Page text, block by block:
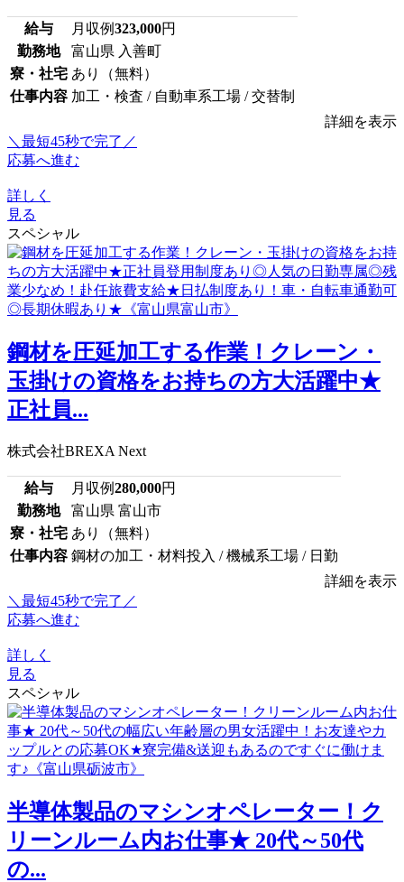
給与 月収例323,000円
勤務地
富山県 入善町
寮・社宅 あり（無料）
仕事内容 加工・検査 / 自動車系工場 / 交替制
詳細を表示
＼最短45秒で完了／
応募へ進む
詳しく
見る
スペシャル
鋼材を圧延加工する作業！クレーン・
玉掛けの資格をお持ちの方大活躍中★
正社員...
株式会社BREXA Next
給与 月収例280,000円
勤務地
富山県 富山市
寮・社宅 あり（無料）
仕事内容 鋼材の加工・材料投入 / 機械系工場 / 日勤
詳細を表示
＼最短45秒で完了／
応募へ進む
詳しく
見る
スペシャル
半導体製品のマシンオペレーター！ク
リーンルーム内お仕事★ 20代～50代
の...